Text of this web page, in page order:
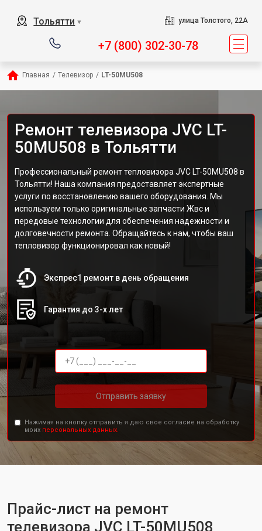
Тольятти ▼ улица Толстого, 22А
+7 (800) 302-30-78
Главная / Телевизор / LT-50MU508
Ремонт телевизора JVC LT-
50MU508 в Тольятти
Профессиональный ремонт тепловизора JVC LT-50MU508 в
Тольятти! Наша компания предоставляет экспертные
услуги по восстановлению вашего оборудования. Мы
используем только оригинальные запчасти Жвс и
передовые технологии для обеспечения надежности и
долговечности ремонта. Обращайтесь к нам, чтобы ваш
тепловизор функционировал как новый!
Экспрес1 ремонт в день обращения
Гарантия до 3-х лет
Отправить заявку
Нажимая на кнопку отправить я даю свое согласие на обработку
моих персональных данных.
Прайс-лист на ремонт
телевизора JVC LT-50MU508